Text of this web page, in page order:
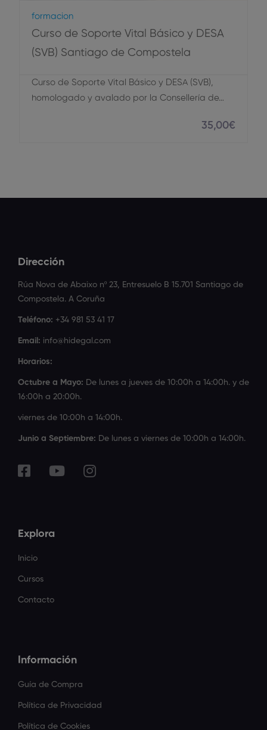
Formacion
Curso de Soporte Vital Básico y DESA
(SVB) Santiago de Compostela
Curso de Soporte Vital Básico y DESA (SVB),
homologado y avalado por la Consellería de…
35,00€
Dirección
Rúa Nova de Abaixo nº 23, Entresuelo B 15.701 Santiago de
Compostela. A Coruña
Teléfono: +34 981 53 41 17
Email: info@hidegal.com
Horarios:
Octubre a Mayo: De lunes a jueves de 10:00h a 14:00h. y de
16:00h a 20:00h.
viernes de 10:00h a 14:00h.
Junio a Septiembre: De lunes a viernes de 10:00h a 14:00h.
Explora
Inicio
Cursos
Contacto
Información
Guía de Compra
Política de Privacidad
Política de Cookies